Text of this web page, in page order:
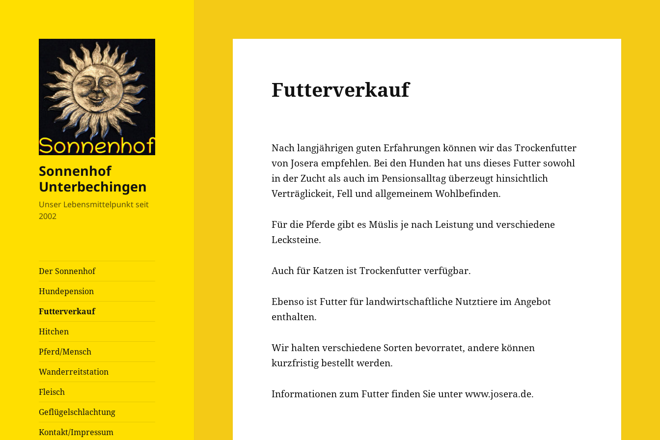
Sonnenhof
Unterbechingen
Unser Lebensmittelpunkt seit
2002
Der Sonnenhof
Hundepension
Futterverkauf
Hitchen
Pferd/Mensch
Wanderreitstation
Fleisch
Geflügelschlachtung
Kontakt/Impressum
Futterverkauf
Nach langjährigen guten Erfahrungen können wir das Trockenfutter
von Josera empfehlen. Bei den Hunden hat uns dieses Futter sowohl
in der Zucht als auch im Pensionsalltag überzeugt hinsichtlich
Verträglickeit, Fell und allgemeinem Wohlbefinden.
Für die Pferde gibt es Müslis je nach Leistung und verschiedene
Lecksteine.
Auch für Katzen ist Trockenfutter verfügbar.
Ebenso ist Futter für landwirtschaftliche Nutztiere im Angebot
enthalten.
Wir halten verschiedene Sorten bevorratet, andere können
kurzfristig bestellt werden.
Informationen zum Futter finden Sie unter www.josera.de.